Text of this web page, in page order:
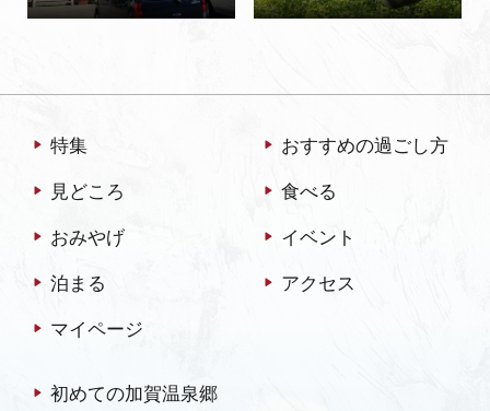
特集 おすすめの過ごし方
見どころ 食べる
おみやげ イベント
泊まる アクセス
マイページ
初めての加賀温泉郷